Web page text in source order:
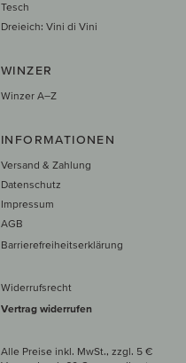
Tesch
Dreieich: Vini di Vini
WINZER
Winzer A–Z
INFORMATIONEN
Versand & Zahlung
Datenschutz
Impressum
AGB
Barrierefreiheitserklärung
Widerrufsrecht
Vertrag widerrufen
Alle Preise inkl. MwSt., zzgl. 5 €